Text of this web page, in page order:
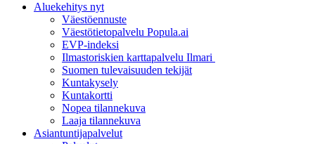
Aluekehitys nyt
Väestöennuste
Väestötietopalvelu Popula.ai
EVP-indeksi
Ilmastoriskien karttapalvelu Ilmari
Suomen tulevaisuuden tekijät
Kuntakysely
Kuntakortti
Nopea tilannekuva
Laaja tilannekuva
Asiantuntijapalvelut